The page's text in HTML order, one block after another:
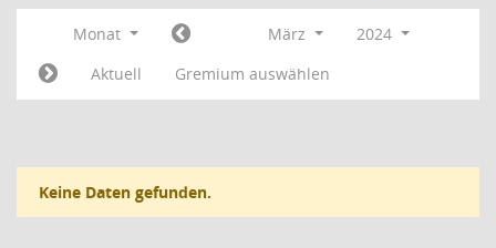
Monat März
2024
Aktuell
Gremium auswählen
Keine Daten gefunden.